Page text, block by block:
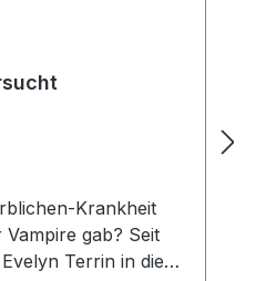
von 5 von 5 Sternen
Krankheit
gab? Seit
Terrin in die